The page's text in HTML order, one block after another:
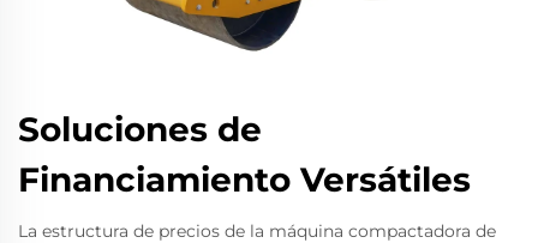
Soluciones de
Financiamiento Versátiles
La estructura de precios de la máquina compactadora de